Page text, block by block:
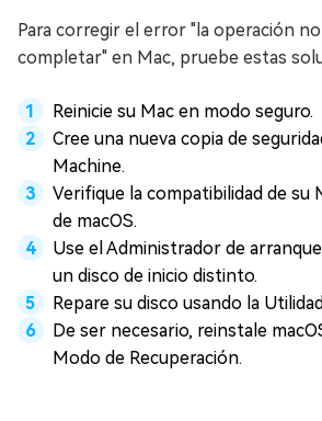
Para corregir el error "la operación
completar" en Mac, pruebe estas
Reinicie su Mac en modo seguro.
Cree una nueva copia de
Machine.
Verifique la compatibilidad de su
de macOS.
Use el Administrador de
un disco de inicio distinto.
Repare su disco usando la
De ser necesario, reinstale
Modo de Recuperación.